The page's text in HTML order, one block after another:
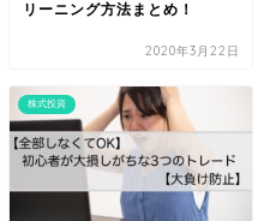
リーニング方法まとめ！
2020年3月22日
株式投資